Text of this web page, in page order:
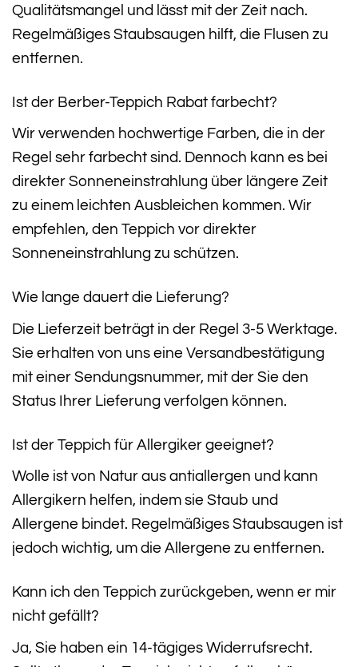
Qualitätsmangel und lässt mit der Zeit nach.
Regelmäßiges Staubsaugen hilft, die Flusen zu
entfernen.
Ist der Berber-Teppich Rabat farbecht?
Wir verwenden hochwertige Farben, die in der
Regel sehr farbecht sind. Dennoch kann es bei
direkter Sonneneinstrahlung über längere Zeit
zu einem leichten Ausbleichen kommen. Wir
empfehlen, den Teppich vor direkter
Sonneneinstrahlung zu schützen.
Wie lange dauert die Lieferung?
Die Lieferzeit beträgt in der Regel 3-5 Werktage.
Sie erhalten von uns eine Versandbestätigung
mit einer Sendungsnummer, mit der Sie den
Status Ihrer Lieferung verfolgen können.
Ist der Teppich für Allergiker geeignet?
Wolle ist von Natur aus antiallergen und kann
Allergikern helfen, indem sie Staub und
Allergene bindet. Regelmäßiges Staubsaugen ist
jedoch wichtig, um die Allergene zu entfernen.
Kann ich den Teppich zurückgeben, wenn er mir
nicht gefällt?
Ja, Sie haben ein 14-tägiges Widerrufsrecht.